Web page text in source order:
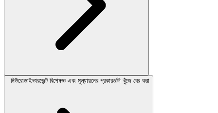
নিউরোডাইভারজেন্ট বিশেষজ্ঞ এবং মূল্যায়নের প্রকারগুলি খুঁজে বের করা